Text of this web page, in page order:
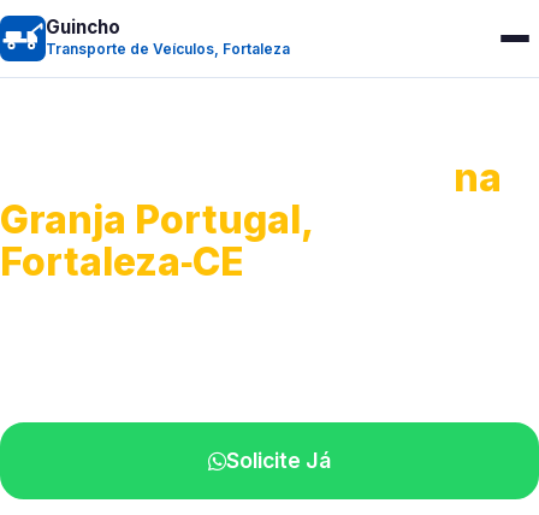
Guincho
Transporte de Veículos, Fortaleza
na
Granja Portugal,
Fortaleza‑CE
Solicite Já